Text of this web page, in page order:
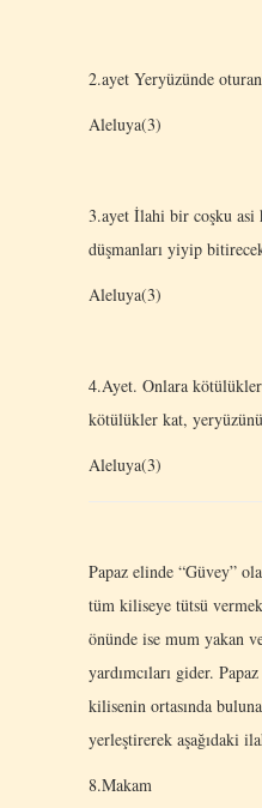
2.ayet Yeryüzünde
Aleluya(3)
3.ayet İlahi bir coşku asi
düşmanları yiyip
Aleluya(3)
4.Ayet. Onlara
kötülükler kat,
Aleluya(3)
Papaz elinde “Güvey”
tüm kiliseye tütsü
önünde ise mum yakan
yardımcıları gider.
kilisenin ortasında
yerleştirerek aşağıdaki
8.Makam